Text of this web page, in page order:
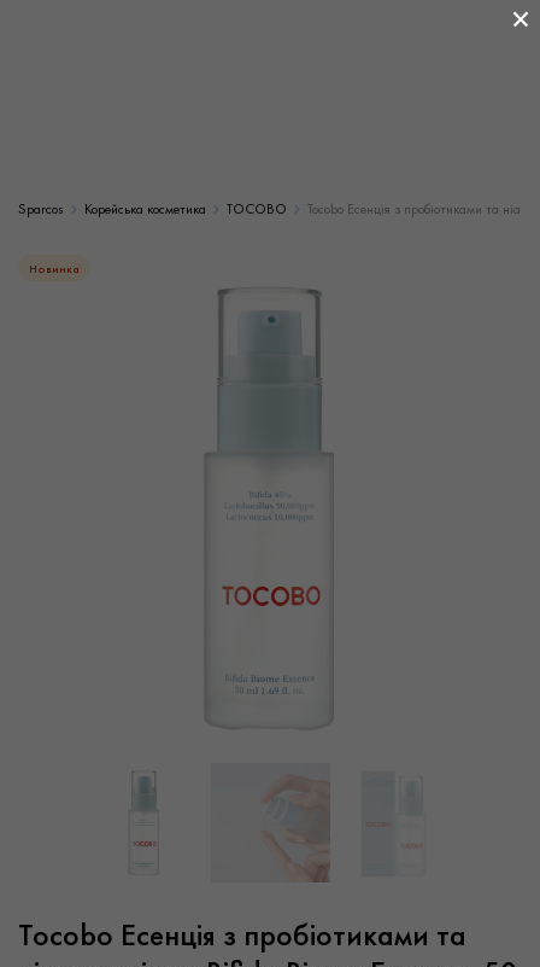
Sparcos Корейська косметика TOCOBO Tocobo Есенція з пробіотиками та
Новинка
Tocobo Есенція з пробіотиками та
×